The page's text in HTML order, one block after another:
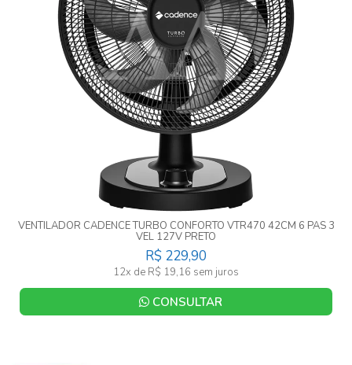
VENTILADOR CADENCE TURBO CONFORTO VTR470 42CM 6 PAS 3
VEL 127V PRETO
R$ 229,90
12x de R$ 19,16 sem juros
CONSULTAR